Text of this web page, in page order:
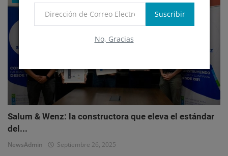
Suscribir
No, Gracias
Salum & Wenz: la constructora que eleva el estándar
del...
NewsAdmin Septiembre 26, 2025